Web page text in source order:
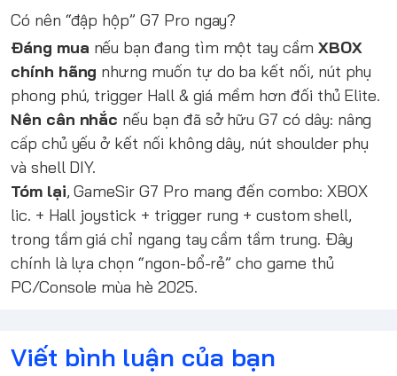
Có nên “đập hộp” G7 Pro ngay?
Đáng mua nếu bạn đang tìm một tay cầm XBOX
chính hãng nhưng muốn tự do ba kết nối, nút phụ
phong phú, trigger Hall & giá mềm hơn đối thủ Elite.
Nên cân nhắc nếu bạn đã sở hữu G7 có dây: nâng
cấp chủ yếu ở kết nối không dây, nút shoulder phụ
và shell DIY.
Tóm lại, GameSir G7 Pro mang đến combo: XBOX
lic. + Hall joystick + trigger rung + custom shell,
trong tầm giá chỉ ngang tay cầm tầm trung. Đây
chính là lựa chọn “ngon-bổ-rẻ” cho game thủ
PC/Console mùa hè 2025.
Viết bình luận của bạn